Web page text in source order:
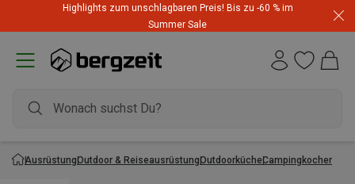
Highlights zum unschlagbaren Preis! Bis zu -60 % im
Summer Sale
AusrüstungOutdoor & ReiseausrüstungOutdoorkücheCampingkocher